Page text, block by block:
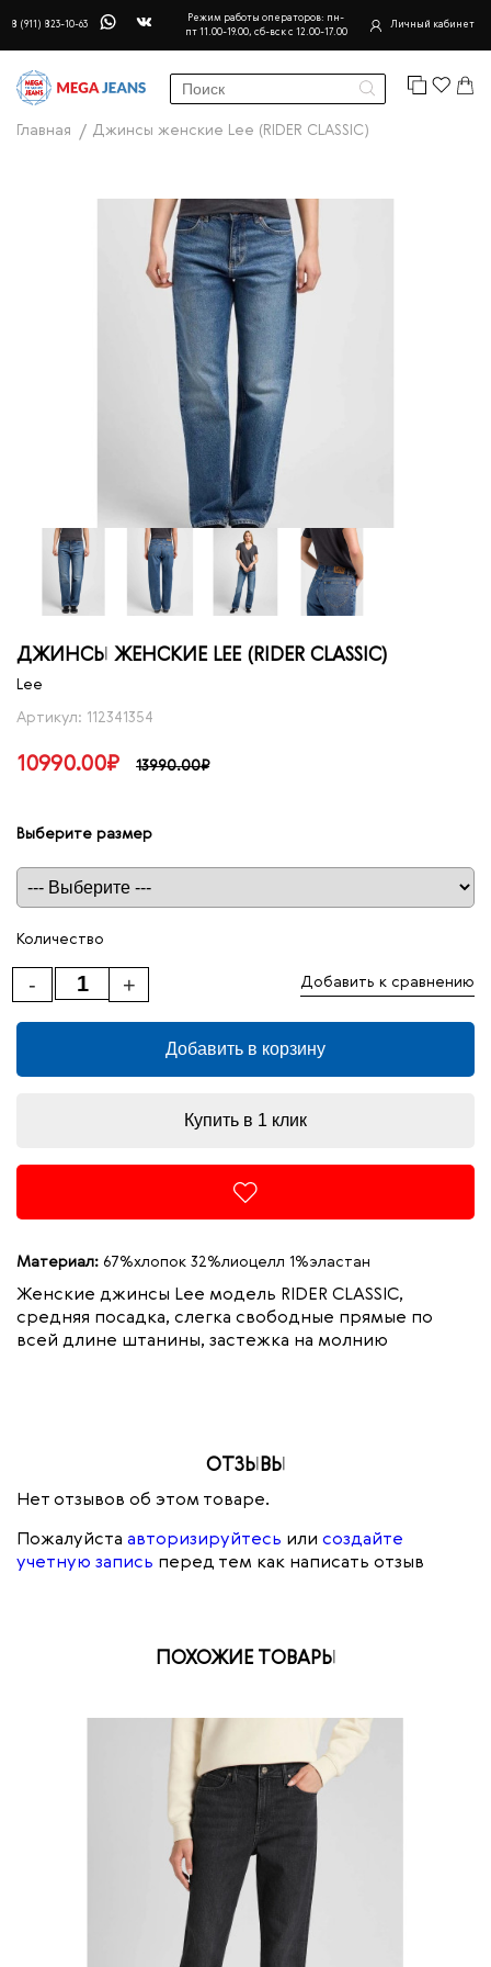
8 (911) 823-10-63
Режим работы операторов: пн-
пт 11.00-19.00, сб-вск с 12.00-17.00
Личный кабинет
Главная Джинсы женские Lee (RIDER CLASSIC)
ДЖИНСЫ ЖЕНСКИЕ LEE (RIDER CLASSIC)
Lee
Артикул: 112341354
10990.00₽ 13990.00₽
Выберите размер
Таблица размеров
Количество
+
- Добавить к сравнению
Добавить в корзину
Купить в 1 клик
Материал: 67%хлопок 32%лиоцелл 1%эластан
Женские джинсы Lee модель RIDER CLASSIC,
средняя посадка, слегка свободные прямые по
всей длине штанины, застежка на молнию
ОТЗЫВЫ
Нет отзывов об этом товаре.
Пожалуйста авторизируйтесь или создайте
учетную запись перед тем как написать отзыв
ПОХОЖИЕ ТОВАРЫ